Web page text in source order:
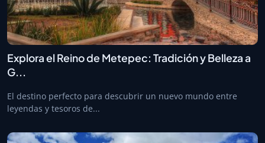
Explora el Reino de Metepec: Tradición y Belleza a
G...
El destino perfecto para descubrir un nuevo mundo entre
leyendas y tesoros de...